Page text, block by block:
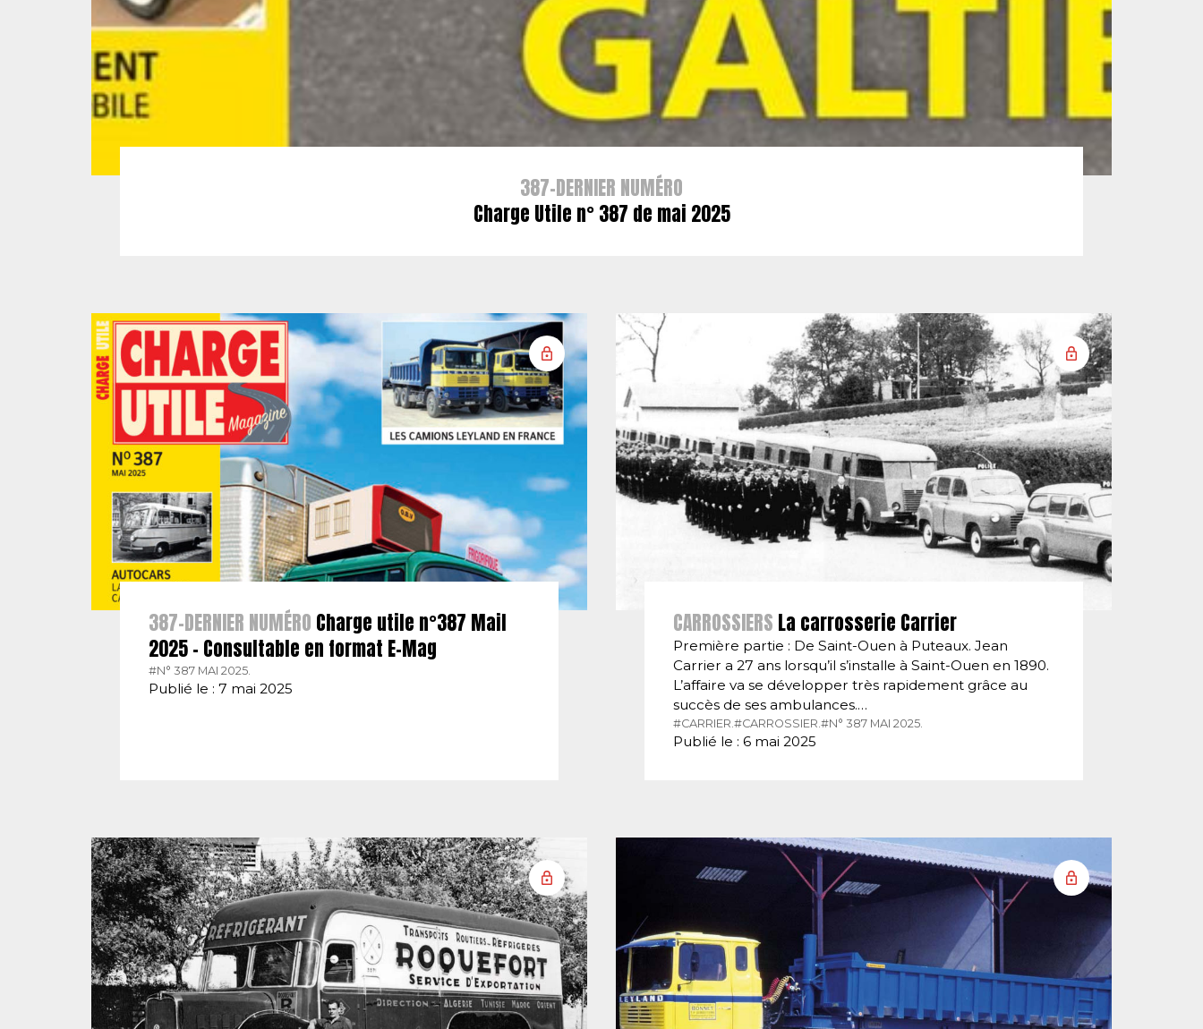
387-DERNIER NUMÉRO
Charge Utile n° 387 de mai 2025
387-DERNIER NUMÉRO Charge utile n°387 Mail
2025 – Consultable en format E-Mag
#N° 387 MAI 2025.
Publié le : 7 mai 2025
CARROSSIERS La carrosserie Carrier
Première partie : De Saint-Ouen à Puteaux. Jean
Carrier a 27 ans lorsqu’il s’installe à Saint-Ouen en 1890.
L’affaire va se développer très rapidement grâce au
succès de ses ambulances.…
#CARRIER.#CARROSSIER.#N° 387 MAI 2025.
Publié le : 6 mai 2025